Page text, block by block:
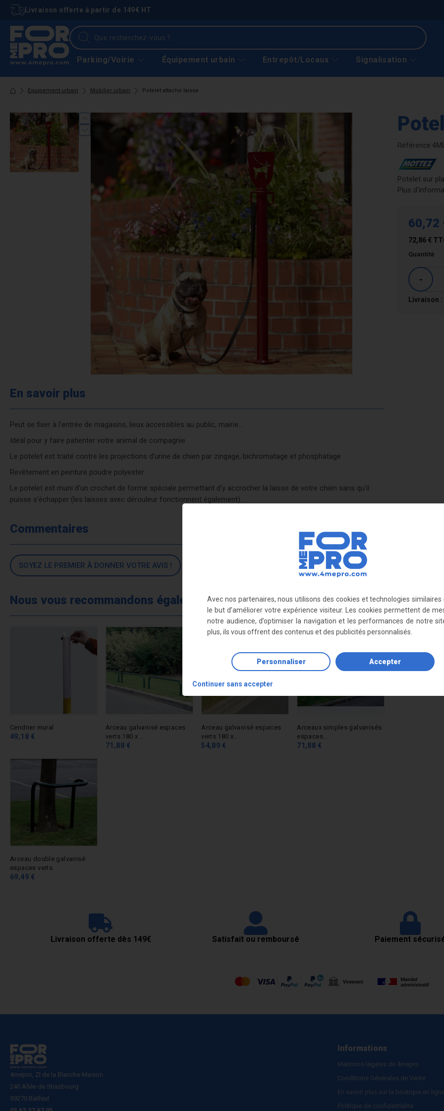
Livraison offerte à partir de 149€ HT
Parking/Voirie Équipement urbain Entrepôt/Locaux Signalisation
Equipement urbain Mobilier urbain Potelet attache laisse
Référence
Potelet sur
Plus
60,72
72,86 €
Quantité
-
Livraison :
En savoir plus
Peut se fixer à l'entrée de magasins, lieux accessibles au public, mairie...
Idéal pour y faire patienter votre animal de compagnie
Le potelet est traité contre les projections d'urine de chien par zingage, bichromatage et phosphatage
Revêtement en peinture poudre polyester.
Le potelet est muni d'un crochet de forme spéciale permettant d'y accrocher la laisse de votre chien sans qu'il
puisse s'échapper (les laisses avec dérouleur fonctionnent également).
Commentaires
SOYEZ LE PREMIER À DONNER VOTRE AVIS !
Nous vous recommandons également
Cendrier mural
49,18 €
Arceau galvanisé espaces
verts 180 x...
71,88 €
Arceau galvanisé espaces
verts 180 x...
54,89 €
Arceaux simples galvanisés
espaces...
71,88 €
Arceau double galvanisé
espaces verts
69,49 €
Livraison offerte dès 149€ Satisfait ou remboursé Paiement
4mepro, ZI de la Blanche Maison
240 Allée de Strasbourg
59270 Bailleul
Informations
Mentions légales de 4mepro
Conditions Générales de Vente
En savoir plus sur la boutique en
Politique de confidentialité
Avec nos partenaires, nous utilisons des cookies et technologies similaires
le but d’améliorer votre expérience visiteur. Les cookies permettent de
notre audience, d’optimiser la navigation et les performances de notre
plus, ils vous offrent des contenus et des publicités personnalisés.
Personnaliser Accepter
Continuer sans accepter